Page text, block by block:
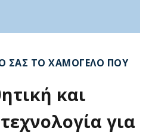
ΣΑΣ ΤΟ ΧΑΜΌΓΕΛΟ ΠΟΥ
και
τεχνολογία για